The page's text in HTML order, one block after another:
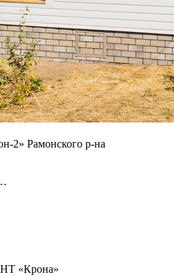
2» Рамонского р-на
«Крона»